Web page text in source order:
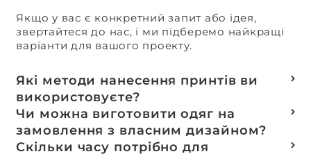
Якщо у вас є конкретний запит або ідея,
звертайтеся до нас, і ми підберемо найкращі
варіанти для вашого проекту.
Які методи нанесення принтів ви
використовуєте?
Термотранферний
Шовкотрафаретний
DTF – друк
Чи можна виготовити одяг на
замовлення з власним дизайном?
Так, ми спеціалізуємося на розробці колекцій
Скільки часу потрібно для